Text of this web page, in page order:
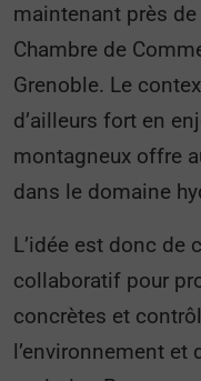
maintenant près
Chambre de
Grenoble. Le
d’ailleurs fort en
montagneux offre
dans le domaine
L’idée est donc de
collaboratif pour
concrètes et
l’environnement et